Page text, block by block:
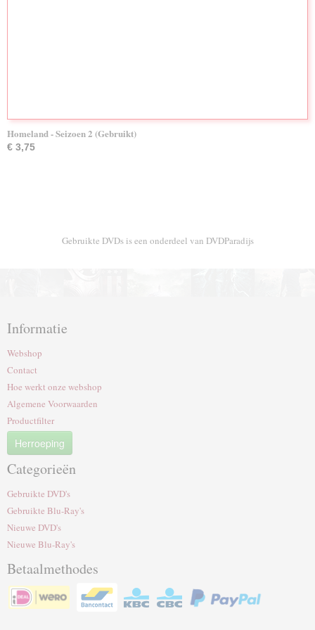
Homeland - Seizoen 2 (Gebruikt)
€ 3,75
Gebruikte DVDs is een onderdeel van DVDParadijs
Informatie
Webshop
Contact
Hoe werkt onze webshop
Algemene Voorwaarden
Productfilter
Herroeping
Categorieën
Gebruikte DVD's
Gebruikte Blu-Ray's
Nieuwe DVD's
Nieuwe Blu-Ray's
Betaalmethodes